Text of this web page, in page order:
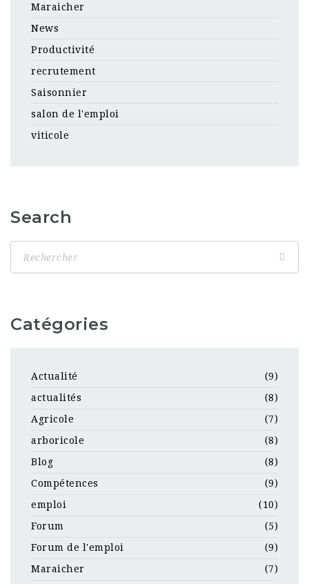
Maraicher
News
Productivité
recrutement
Saisonnier
salon de l'emploi
viticole
Search
Catégories
Actualité
(9)
actualités
(8)
Agricole
(7)
arboricole
(8)
Blog
(8)
Compétences
(9)
emploi
(10)
Forum
(5)
Forum de l'emploi
(9)
Maraicher
(7)